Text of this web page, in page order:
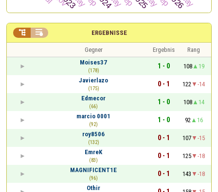
ERGEBNISSE
 
Gegner Ergebnis
Rang
Moises37
(178)
1 - 0 108
19
Javierlazo
(175)
0 - 1 122
-14
Edmecor
(66)
1 - 0 108
14
marcio 0001
(92)
1 - 0 92
16
roy8506
(132)
0 - 1 107
-15
EmreK
(83)
0 - 1 125
-18
MAGNIFICENT1E
(96)
0 - 1 143
-18
Othir